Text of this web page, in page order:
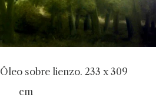
sobre lienzo. 233 x 309
cm